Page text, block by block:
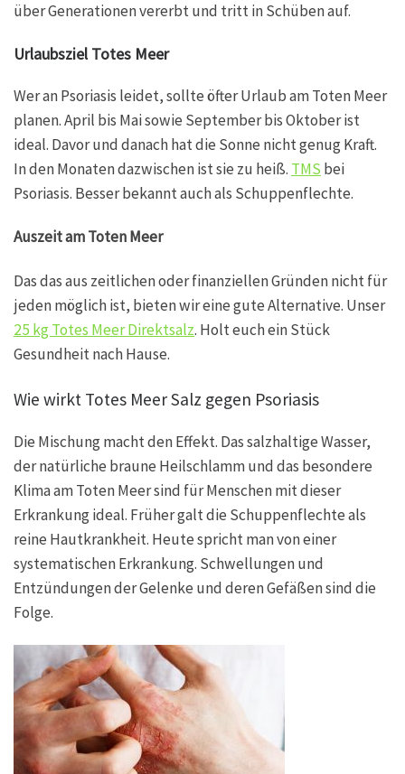
über Generationen vererbt und tritt in Schüben auf.
Urlaubsziel Totes Meer
Wer an Psoriasis leidet, sollte öfter Urlaub am Toten Meer
planen. April bis Mai sowie September bis Oktober ist
ideal. Davor und danach hat die Sonne nicht genug Kraft.
In den Monaten dazwischen ist sie zu heiß. TMS bei
Psoriasis. Besser bekannt auch als Schuppenflechte.
Auszeit am Toten Meer
Das das aus zeitlichen oder finanziellen Gründen nicht für
jeden möglich ist, bieten wir eine gute Alternative. Unser
25 kg Totes Meer Direktsalz. Holt euch ein Stück
Gesundheit nach Hause.
Wie wirkt Totes Meer Salz gegen Psoriasis
Die Mischung macht den Effekt. Das salzhaltige Wasser,
der natürliche braune Heilschlamm und das besondere
Klima am Toten Meer sind für Menschen mit dieser
Erkrankung ideal. Früher galt die Schuppenflechte als
reine Hautkrankheit. Heute spricht man von einer
systematischen Erkrankung. Schwellungen und
Entzündungen der Gelenke und deren Gefäßen sind die
Folge.